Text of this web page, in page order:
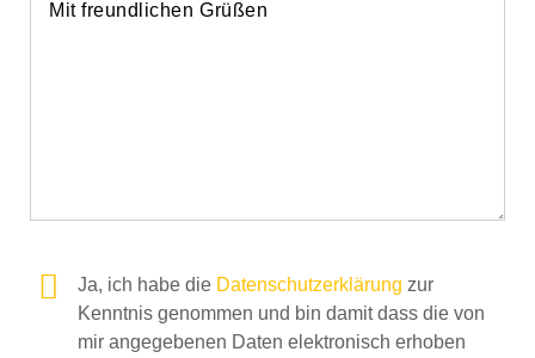
Ja, ich habe die Datenschutzerklärung zur
Kenntnis genommen und bin damit dass die von
mir angegebenen Daten elektronisch erhoben